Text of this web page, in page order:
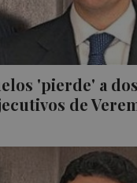
'pierde' a
de